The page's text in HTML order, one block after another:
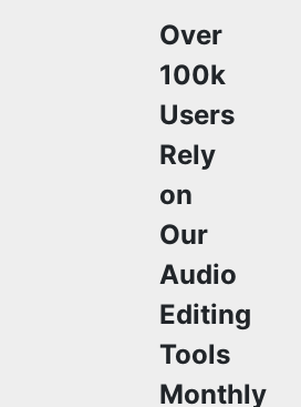
Users
Rely
on
Our
Audio
Editing
Tools
Monthly